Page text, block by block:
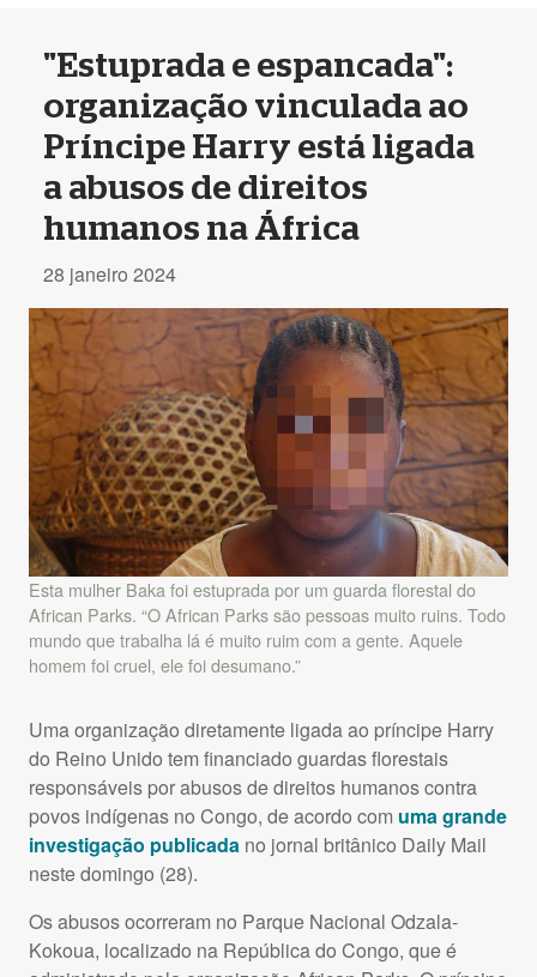
"Estuprada e espancada":
organização vinculada ao
Príncipe Harry está ligada
a abusos de direitos
humanos na África
28 janeiro 2024
Esta mulher Baka foi estuprada por um guarda florestal do
African Parks. “O African Parks são pessoas muito ruins. Todo
mundo que trabalha lá é muito ruim com a gente. Aquele
homem foi cruel, ele foi desumano.”
Uma organização diretamente ligada ao príncipe Harry
do Reino Unido tem financiado guardas florestais
responsáveis por abusos de direitos humanos contra
povos indígenas no Congo, de acordo com uma grande
investigação publicada no jornal britânico Daily Mail
neste domingo (28).
Os abusos ocorreram no Parque Nacional Odzala-
Kokoua, localizado na República do Congo, que é